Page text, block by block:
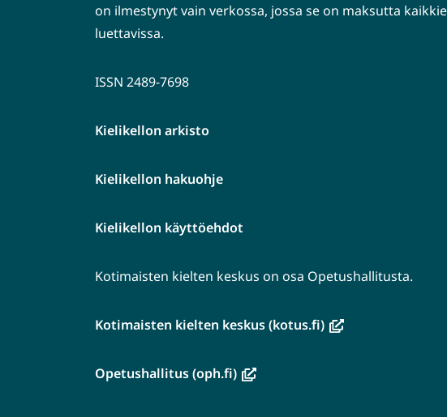
on ilmestynyt vain verkossa, jossa se on maksutta
luettavissa.
ISSN 2489-7698
Kielikellon arkisto
Kielikellon hakuohje
Kielikellon käyttöehdot
Kotimaisten kielten keskus on osa Opetushallitusta.
Kotimaisten kielten keskus (kotus.fi)(avautuu
Opetushallitus (oph.fi)(avautuu